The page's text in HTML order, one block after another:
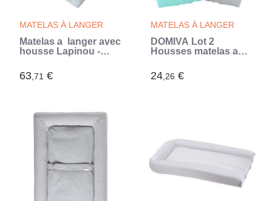
MATELAS À LANGER
Matelas a langer avec
housse Lapinou -
63,71 €
MATELAS À LANGER
DOMIVA Lot 2
Housses matelas a
oeko-Tex - Aqua/Perle
- 50 x 75 cm
24,26 €